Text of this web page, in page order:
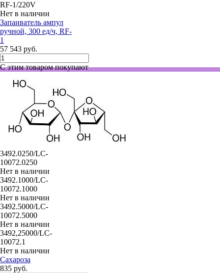
RF-1/220V
Нет в наличии
Запаиватель ампул
ручной, 300 ед/ч, RF-
1
57 543 руб.
С этим товаром покупают
3492.0250/LC-
10072.0250
Нет в наличии
3492.1000/LC-
10072.1000
Нет в наличии
3492.5000/LC-
10072.5000
Нет в наличии
3492,25000/LC-
10072.1
Нет в наличии
Сахароза
835 руб.